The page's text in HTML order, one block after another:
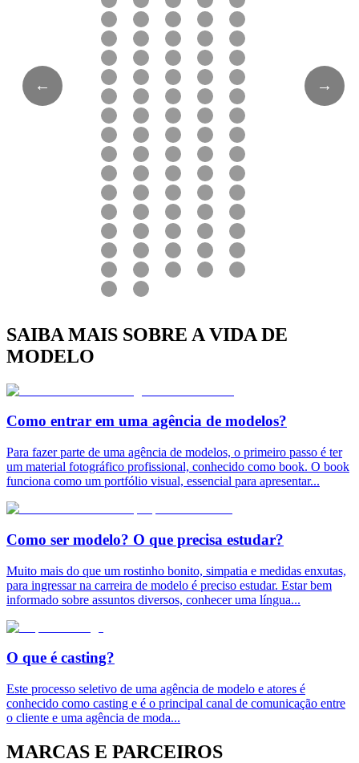
← →
SAIBA MAIS SOBRE A VIDA DE
MODELO
Como entrar em uma agência de modelos?
Para fazer parte de uma agência de modelos, o primeiro passo é ter
um material fotográfico profissional, conhecido como book. O book
funciona como um portfólio visual, essencial para apresentar...
Como ser modelo? O que precisa estudar?
Muito mais do que um rostinho bonito, simpatia e medidas enxutas,
para ingressar na carreira de modelo é preciso estudar. Estar bem
informado sobre assuntos diversos, conhecer uma língua...
O que é casting?
Este processo seletivo de uma agência de modelo e atores é
conhecido como casting e é o principal canal de comunicação entre
o cliente e uma agência de moda...
MARCAS E PARCEIROS